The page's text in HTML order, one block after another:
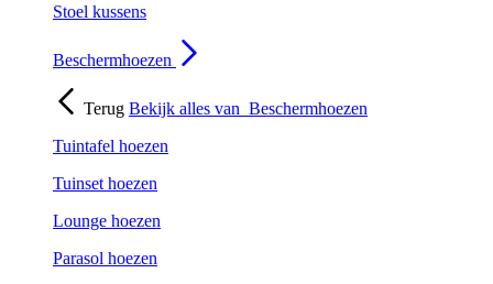
Stoel kussens
Beschermhoezen
Terug Bekijk alles van Beschermhoezen
Tuintafel hoezen
Tuinset hoezen
Lounge hoezen
Parasol hoezen